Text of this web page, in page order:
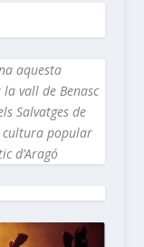
aquesta
vall de Benasc
Salvatges de
cultura popular
d’Aragó